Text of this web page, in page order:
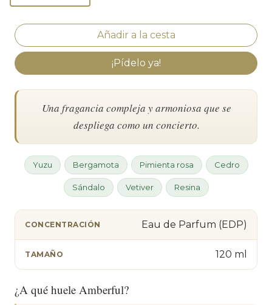
¡Pídelo ya!
Una fragancia compleja y armoniosa que se
despliega como un concierto.
Yuzu Bergamota Pimienta rosa Cedro
Sándalo Vetiver Resina
CONCENTRACIÓN Eau de Parfum (EDP)
TAMAÑO 120 ml
¿A qué huele Amberful?